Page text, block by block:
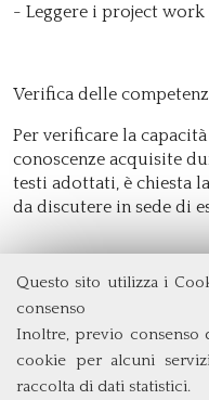
Questo sito utilizza i
consenso
Inoltre, previo consenso
cookie per alcuni
raccolta di dati statistici.
- Leggere i project
Verifica delle
Per verificare la
conoscenze acquisite
testi adottati, è chiesta
da discutere in sede di
Università degli